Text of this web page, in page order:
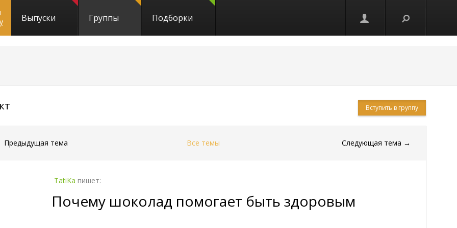
Выпуски Группы Подборки
Вступить в группу
Предыдущая тема Все темы Следующая тема →
TatiKa пишет:
Почему шоколад помогает быть здоровым